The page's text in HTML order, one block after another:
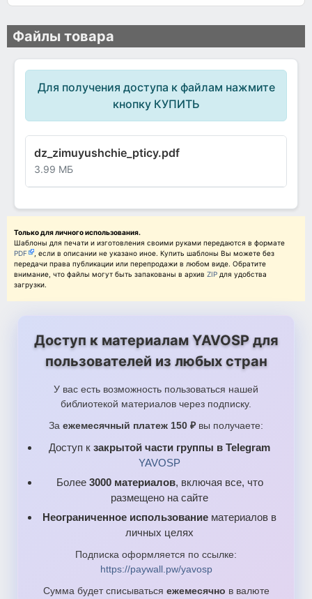
Файлы товара
Для получения доступа к файлам нажмите
кнопку КУПИТЬ
dz_zimuyushchie_pticy.pdf
3.99 МБ
Только для личного использования.
Шаблоны для печати и изготовления своими руками передаются в формате
PDF
, если в описании не указано иное. Купить шаблоны Вы можете без
передачи права публикации или перепродажи в любом виде. Обратите
внимание, что файлы могут быть запакованы в архив ZIP для удобства
загрузки.
Доступ к материалам YAVOSP для
пользователей из любых стран
У вас есть возможность пользоваться нашей
библиотекой материалов через подписку.
За ежемесячный платеж 150 ₽ вы получаете:
Доступ к закрытой части группы в Telegram
YAVOSP
Более 3000 материалов, включая все, что
размещено на сайте
Неограниченное использование материалов в
личных целях
Подписка оформляется по ссылке:
https://paywall.pw/yavosp
Сумма будет списываться ежемесячно в валюте